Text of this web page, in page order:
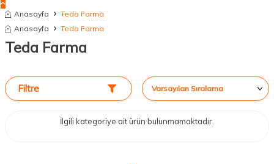
Anasayfa
Teda Farma
Anasayfa
Teda Farma
Teda Farma
Filtre
İlgili kategoriye ait ürün bulunmamaktadır.